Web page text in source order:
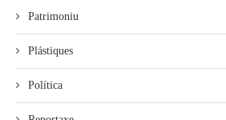
Patrimoniu
Plástiques
Política